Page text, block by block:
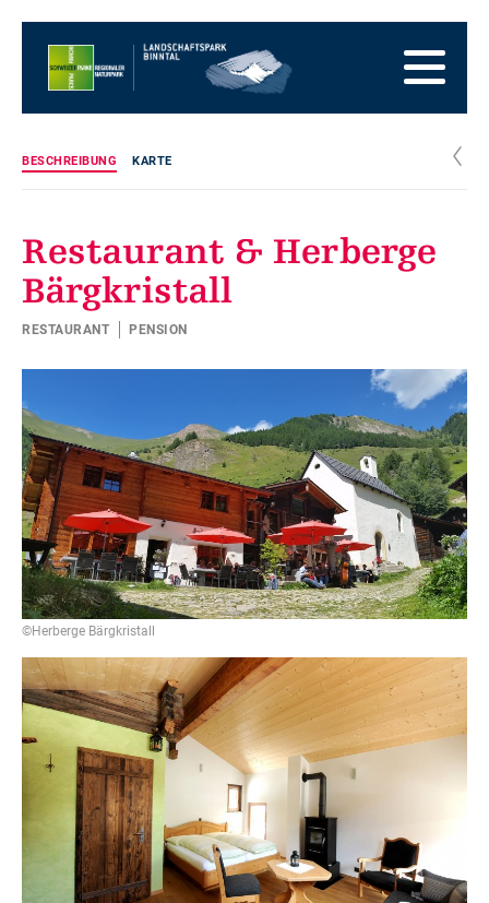
Startseite
Hauptnavigation
Sitemap
ZurBESCHREIBUNG KARTE c
Restaurant & Herberge
Bärgkristall
RESTAURANT PENSION
©Herberge Bärgkristall